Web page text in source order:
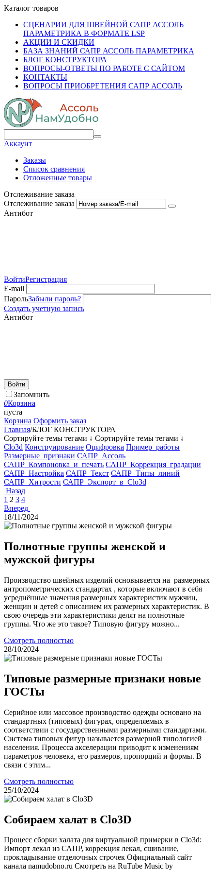
Каталог товаров
СЦЕНАРИИ ДЛЯ ШВЕЙНОЙ САПР АССОЛЬ
ПАРАМЕТРИКА В ФОРМАТЕ LSP
АКЦИИ И СКИДКИ
БАЗА ЗНАНИЙ САПР АССОЛЬ ПАРАМЕТРИКА
БЛОГ КОНСТРУКТОРА
ВОПРОСЫ-ОТВЕТЫ ПО РАБОТЕ С САЙТОМ
КОНТАКТЫ
ВОПРОСЫ ПРИОБРЕТЕНИЯ САПР АССОЛЬ
Аккаунт
Заказы
Список сравнения
Отложенные товары
Отслеживание заказа
Отслеживание заказа
Антибот
ВойтиРегистрация
E-mail
ПарольЗабыли пароль?
Создать учетную запись
Антибот
Войти
Запомнить
0Корзина
пуста
Корзина Оформить заказ
Главная/БЛОГ КОНСТРУКТОРА
Сортируйте темы тегами ↓ Сортируйте темы тегами ↓
Clo3d Конструирование Оцифровка Пример_работы
Размерные_признаки САПР_Ассоль
САПР_Компоновка_и_печать САПР_Коррекция_градации
САПР_Настройка САПР_Текст САПР_Типы_линий
САПР_Хитрости САПР_Экспорт_в_Clo3d
Назад
1 2 3 4
Вперед
18/11/2024
Полнотные группы женской и
мужской фигуры
Производство швейных изделий основывается на размерных
антропометрических стандартах , которые включают в себя
усреднённые значения размерных характеристик мужчин,
женщин и детей с описанием их размерных характеристик. В
свою очередь эти характеристики делят на полнотные
группы. Что же это такое? Типовую фигуру можно...
Смотреть полностью
28/10/2024
Типовые размерные признаки новые
ГОСТы
Серийное или массовое производство одежды основано на
стандартных (типовых) фигурах, определяемых в
соответствии с государственными размерными стандартами.
Система типовых фигур называется размерной типологией
населения. Процесса акселерации приводит к изменениям
параметров человека, его размеров, пропорций и формы. В
связи с этим...
Смотреть полностью
25/10/2024
Собираем халат в Clo3D
Процесс сборки халата для виртуальной примерки в Clo3d:
Импорт лекал из САПР, коррекция лекал, сшивание,
прокладывание отделочных строчек Официальный сайт
канала namudobno.ru Смотреть на RuTube Music by